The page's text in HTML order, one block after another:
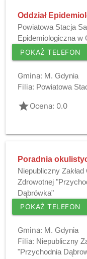
Oddział
Powiatowa Stacja
Epidemiologiczna w
POKAŻ TELEFON
Gmina: M. Gdynia
Filia: Powiatowa
gradeOcena: 0.0
Poradnia
Niepubliczny Zakład
Zdrowotnej
Dąbrówka"
POKAŻ TELEFON
Gmina: M. Gdynia
Filia: Niepubliczny
"Przychodnia